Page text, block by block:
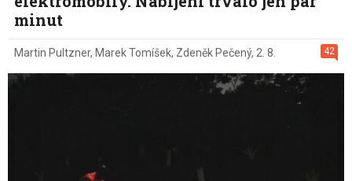
minut
42
Martin Pultzner, Marek Tomíšek, Zdeněk Pečený, 2. 8.